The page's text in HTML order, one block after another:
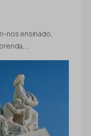
nos ensinado,